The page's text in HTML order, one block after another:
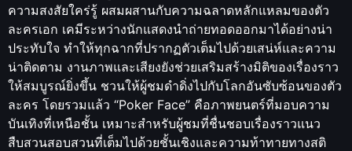
ความสงสัยใคร่รู้ ผสมผสานกับความฉลาดหลักแหลมของตัว
ละครเอก เคมีระหว่างนักแสดงนำถ่ายทอดออกมาได้อย่างน่า
ประทับใจ ทำให้ทุกฉากที่ปรากฏตัวเต็มไปด้วยเสน่ห์และความ
น่าติดตาม งานภาพและเสียงยังช่วยเสริมสร้างมิติของเรื่องราว
ให้สมบูรณ์ยิ่งขึ้น ชวนให้ผู้ชมดำดิ่งไปกับโลกอันซับซ้อนของตัว
ละคร โดยรวมแล้ว “Poker Face” คือภาพยนตร์ที่มอบความ
บันเทิงที่เหนือชั้น เหมาะสำหรับผู้ชมที่ชื่นชอบเรื่องราวแนว
สืบสวนสอบสวนที่เต็มไปด้วยชั้นเชิงและความท้าทายทางสติ